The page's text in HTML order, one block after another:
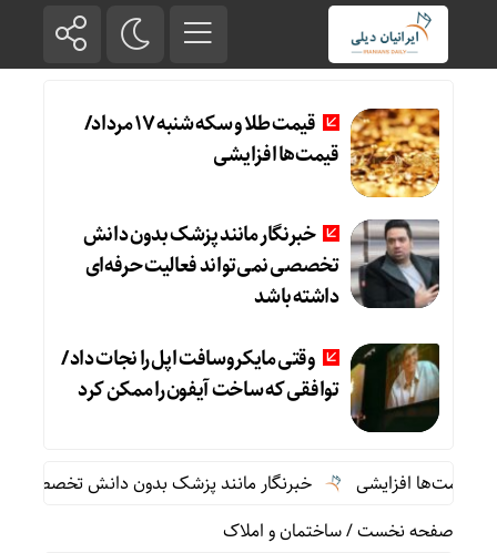
قیمت طلا و سکه شنبه 17 مرداد/
قیمت‌ها افزایشی
خبرنگار مانند پزشک بدون دانش
تخصصی نمی‌تواند فعالیت حرفه‌ای
داشته باشد
وقتی مایکروسافت اپل را نجات داد /
توافقی که ساخت آیفون را ممکن کرد
خبرنگار مانند پزشک بدون دانش تخصصی
صفحه نخست/ساختمان و املاک